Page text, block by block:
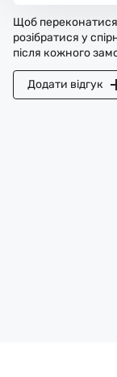
Щоб
розібратися у
після кожного
Додати відгук